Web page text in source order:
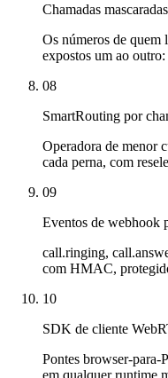
Chamadas mascaradas
Os números de quem
expostos um ao
08
SmartRouting por
Operadora de menor
cada perna, com
09
Eventos de webhook
call.ringing,
com HMAC,
10
SDK de cliente
Pontes browser-